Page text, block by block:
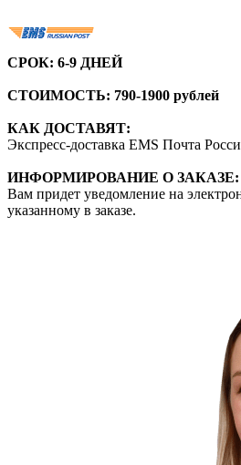
СРОК: 6-9 ДНЕЙ
СТОИМОСТЬ: 790-1900 рублей
КАК ДОСТАВЯТ:
Экспресс-доставка EMS Почта
ИНФОРМИРОВАНИЕ О ЗАКАЗЕ:
Вам придет уведомление на
указанному в заказе.